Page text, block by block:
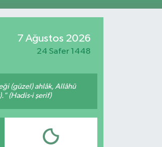
7 Ağustos 2026
24 Safer 1448
(güzel) ahlâk, Allâhü
(Hadis-i şerif)